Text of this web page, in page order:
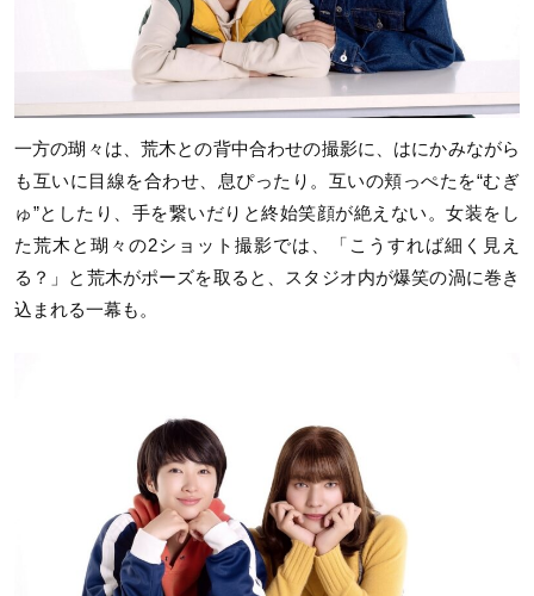
一方の瑚々は、荒木との背中合わせの撮影に、はにかみながら
も互いに目線を合わせ、息ぴったり。互いの頬っぺたを“むぎ
ゅ”としたり、手を繋いだりと終始笑顔が絶えない。女装をし
た荒木と瑚々の2ショット撮影では、「こうすれば細く見え
る？」と荒木がポーズを取ると、スタジオ内が爆笑の渦に巻き
込まれる一幕も。